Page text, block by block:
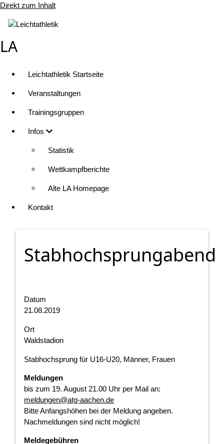
Direkt zum Inhalt
LA
Leichtathletik Startseite
Veranstaltungen
Trainingsgruppen
Infos
Statistik
Wettkampfberichte
Alte LA Homepage
Kontakt
Stabhochsprungabend
Datum
21.08.2019
Ort
Waldstadion
Stabhochsprung für U16-U20, Männer, Frauen
Meldungen
bis zum 19. August 21.00 Uhr per Mail an:
meldungen@atg-aachen.de
Bitte Anfangshöhen bei der Meldung angeben.
Nachmeldungen sind nicht möglich!
Meldegebühren